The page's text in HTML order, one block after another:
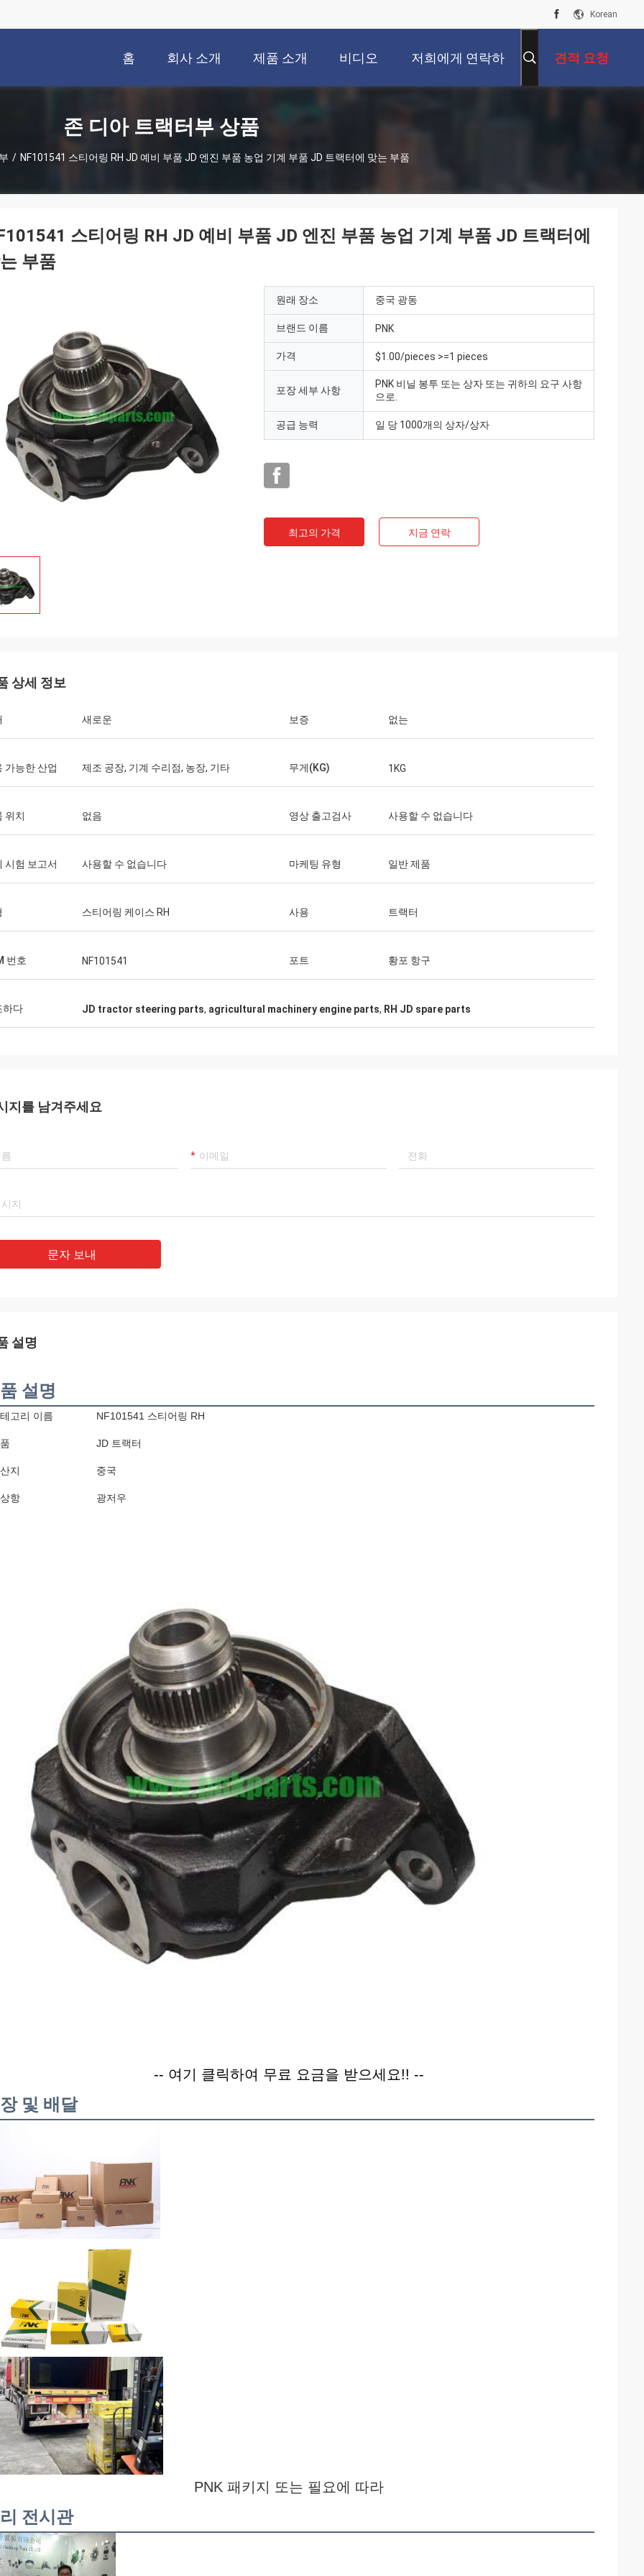
Korean
홈 회사 소개 제품 소개 비디오 저희에게 연락하 견적 요청
존 디아 트랙터부 상품
/ NF101541 스티어링 RH JD 예비 부품 JD 엔진 부품 농업 기계 부품 JD 트랙터에 맞는 부품
스티어링 RH JD 예비 부품 JD 엔진 부품 농업 기계 부품 JD 트랙터에
부품
원래 장소 중국 광동
브랜드 이름 PNK
가격 $1.00/pieces >=1 pieces
포장 세부 사항
PNK 비닐 봉투 또는 상자 또는 귀하의 요구 사항
으로.
공급 능력 일 당 1000개의 상자/상자
최고의 가격 지금 연락
상세 정보
새로운 보증 없는
가능한 산업 제조 공장, 기계 수리점, 농장, 기타 무게(KG) 1KG
위치 없음 영상 출고검사 사용할 수 없습니다
시험 보고서 사용할 수 없습니다 마케팅 유형 일반 제품
스티어링 케이스 RH 사용 트랙터
번호 NF101541 포트 황포 항구
하다 JD tractor steering parts, agricultural machinery engine parts, RH JD spare parts
지를 남겨주세요
문자 보내
설명
설명
고리 이름 NF101541 스티어링 RH
JD 트랙터
지 중국
항 광저우
-- 여기 클릭하여 무료 요금을 받으세요!! --
및 배달
PNK 패키지 또는 필요에 따라
전시관